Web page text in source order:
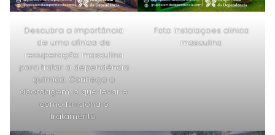
Descubra a importância
de uma clínica de
recuperação masculina
para tratar a dependência
química. Conheça a
abordagem, o que levar e
como funciona o
tratamento.
Foto instalaçoes clinica
masculina